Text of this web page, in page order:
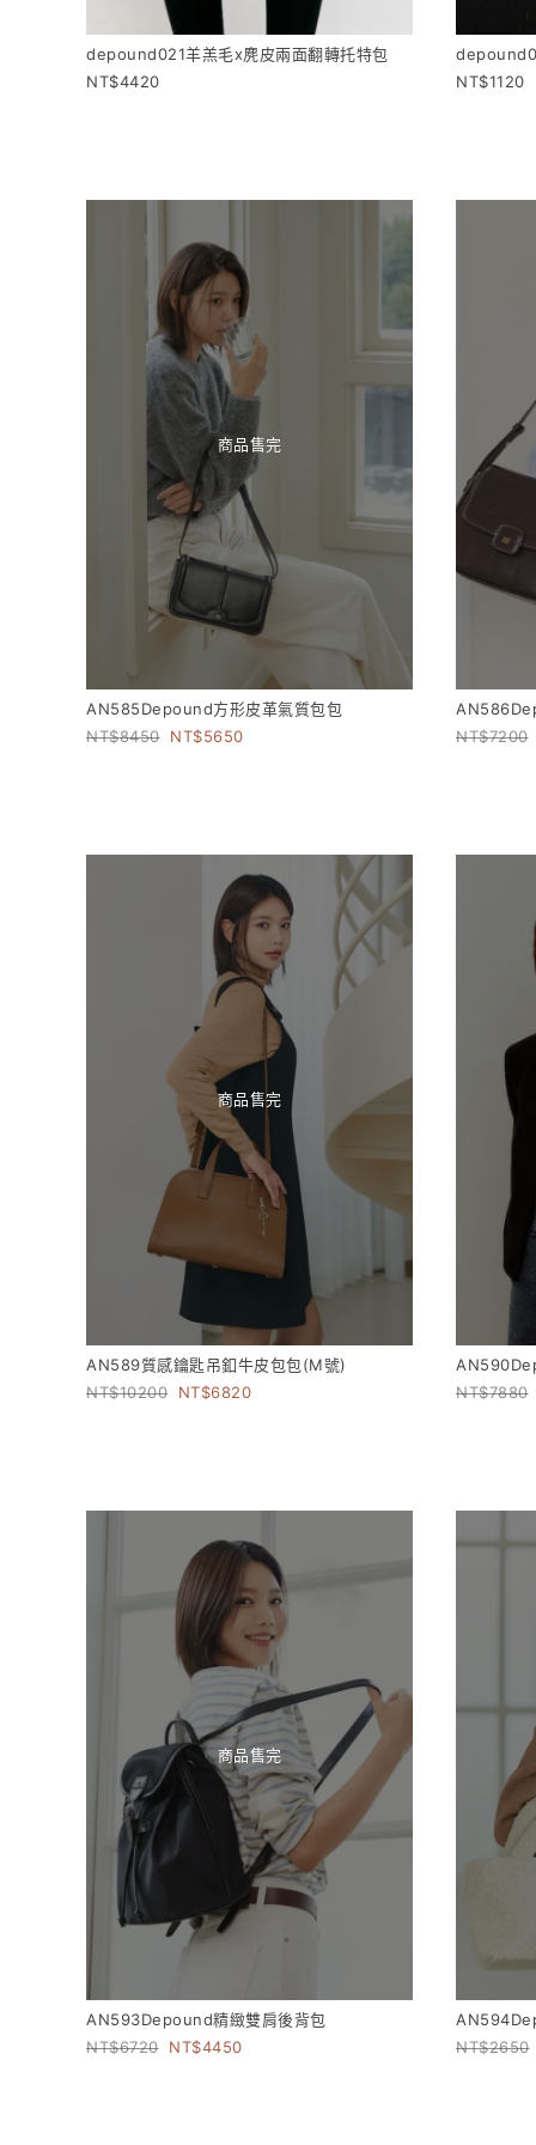
depound021羊羔毛x麂皮兩面翻轉托特包
4420
1120
商品售完
AN585Depound方形皮革氣質包包
8450
5650
7200
商品售完
AN589質感鑰匙吊釦牛皮包包(M號)
10200
6820
7880
商品售完
AN593Depound精緻雙肩後背包
6720
4450
2650